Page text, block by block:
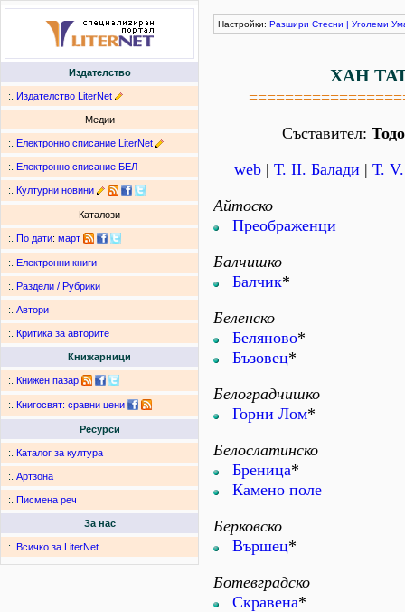
Издателство
:. Издателство LiterNet
Медии
:. Електронно списание LiterNet
:. Електронно списание БЕЛ
:. Културни новини
Каталози
:. По дати: март
:. Електронни книги
:. Раздели / Рубрики
:. Автори
:. Критика за авторите
Книжарници
:. Книжен пазар
:. Книгосвят: сравни цени
Ресурси
:. Каталог за култура
:. Артзона
:. Писмена реч
За нас
:. Всичко за LiterNet
Настройки: Разшири Стесни | Уголеми
ХАН
Съставител:
web | Т. II. Балади | Т.
Айтоско
Преображенци
Балчишко
Балчик*
Беленско
Беляново*
Бъзовец*
Белоградчишко
Горни Лом*
Белослатинско
Бреница*
Камено поле
Берковско
Вършец*
Ботевградско
Скравена*